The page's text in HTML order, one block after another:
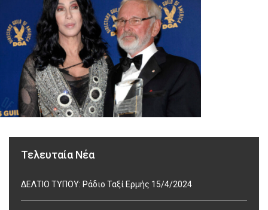
Τελευταία Νέα
ΔΕΛΤΙΟ ΤΥΠΟΥ: Ράδιο Ταξί Ερμής 15/4/2024